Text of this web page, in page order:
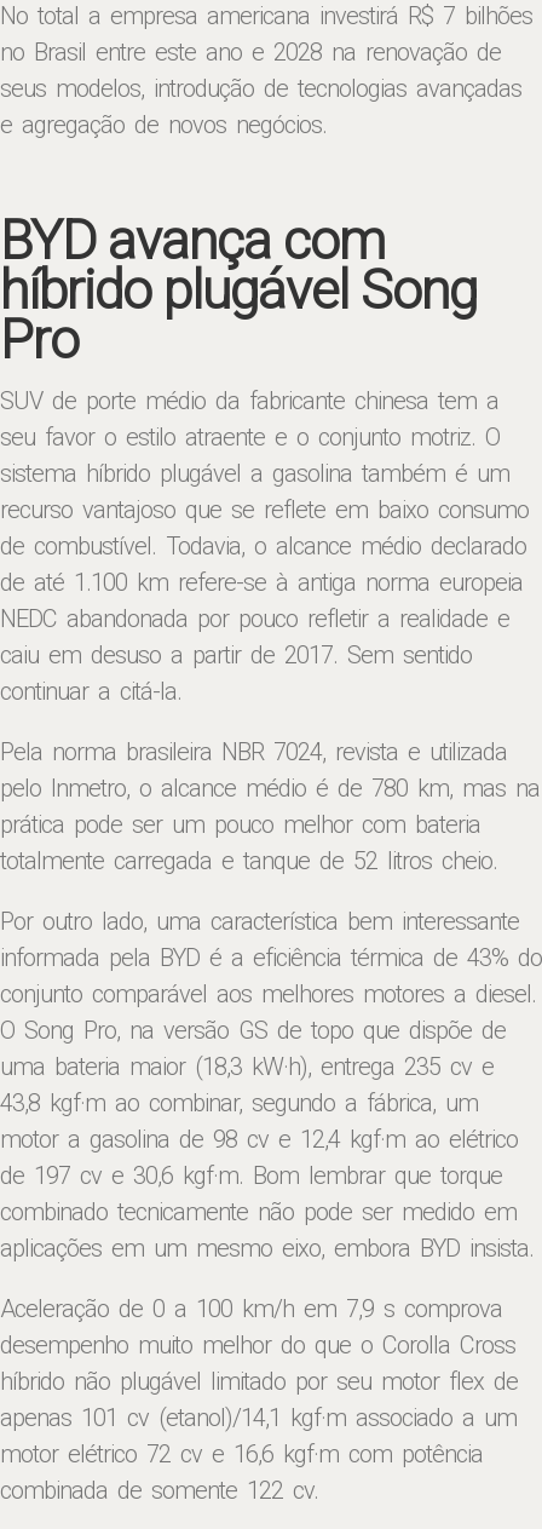
No total a empresa americana investirá R$ 7 bilhões
no Brasil entre este ano e 2028 na renovação de
seus modelos, introdução de tecnologias avançadas
e agregação de novos negócios.
BYD avança com
híbrido plugável Song
Pro
SUV de porte médio da fabricante chinesa tem a
seu favor o estilo atraente e o conjunto motriz. O
sistema híbrido plugável a gasolina também é um
recurso vantajoso que se reflete em baixo consumo
de combustível. Todavia, o alcance médio declarado
de até 1.100 km refere-se à antiga norma europeia
NEDC abandonada por pouco refletir a realidade e
caiu em desuso a partir de 2017. Sem sentido
continuar a citá-la.
Pela norma brasileira NBR 7024, revista e utilizada
pelo Inmetro, o alcance médio é de 780 km, mas na
prática pode ser um pouco melhor com bateria
totalmente carregada e tanque de 52 litros cheio.
Por outro lado, uma característica bem interessante
informada pela BYD é a eficiência térmica de 43% do
conjunto comparável aos melhores motores a diesel.
O Song Pro, na versão GS de topo que dispõe de
uma bateria maior (18,3 kW·h), entrega 235 cv e
43,8 kgf·m ao combinar, segundo a fábrica, um
motor a gasolina de 98 cv e 12,4 kgf·m ao elétrico
de 197 cv e 30,6 kgf·m. Bom lembrar que torque
combinado tecnicamente não pode ser medido em
aplicações em um mesmo eixo, embora BYD insista.
Aceleração de 0 a 100 km/h em 7,9 s comprova
desempenho muito melhor do que o Corolla Cross
híbrido não plugável limitado por seu motor flex de
apenas 101 cv (etanol)/14,1 kgf·m associado a um
motor elétrico 72 cv e 16,6 kgf·m com potência
combinada de somente 122 cv.